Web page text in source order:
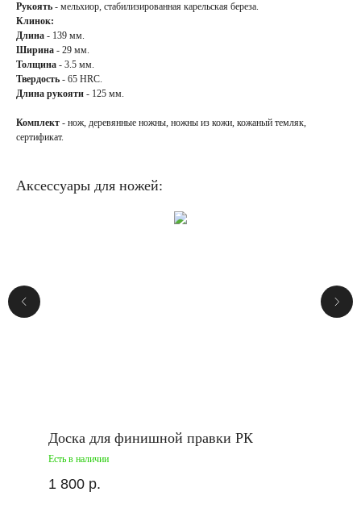
Рукоять - мельхиор, стабилизированная карельская береза.
Клинок:
Длина - 139 мм.
Ширина - 29 мм.
Толщина - 3.5 мм.
Твердость - 65 HRC.
Длина рукояти - 125 мм.
Комплект - нож, деревянные ножны, ножны из кожи, кожаный темляк,
сертификат.
Аксессуары для ножей:
Доска для финишной правки РК
Есть в наличии
1 800 р.